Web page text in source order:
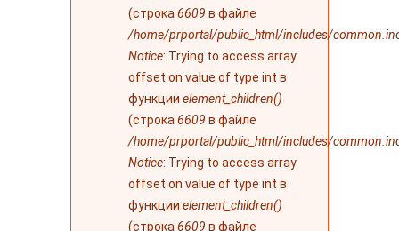
(строка 6609 в файле
/home/prportal/public_html/includes/
Notice: Trying to access array
offset on value of type int в
функции element_children()
(строка 6609 в файле
/home/prportal/public_html/includes/
Notice: Trying to access array
offset on value of type int в
функции element_children()
(строка 6609 в файле